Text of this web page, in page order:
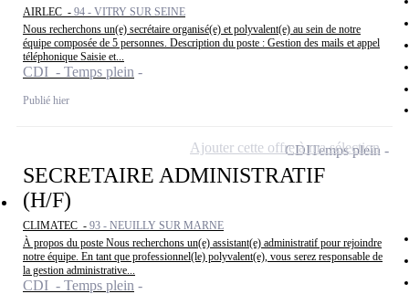
AIRLEC - 94 - VITRY SUR SEINE
Nous recherchons un(e) secrétaire organisé(e) et polyvalent(e) au sein de notre
équipe composée de 5 personnes. Description du poste : Gestion des mails et appel
téléphonique Saisie et...
CDI - Temps plein
Publié hier
SECRETAIRE ADMINISTRATIF
(H/F)
CLIMATEC - 93 - NEUILLY SUR MARNE
À propos du poste Nous recherchons un(e) assistant(e) administratif pour rejoindre
notre équipe. En tant que professionnel(le) polyvalent(e), vous serez responsable de
la gestion administrative...
CDI - Temps plein
CDITemps plein
Ajouter cette offre à ma sélection